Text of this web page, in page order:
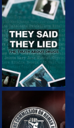
ANSEHEN
ANSEHEN